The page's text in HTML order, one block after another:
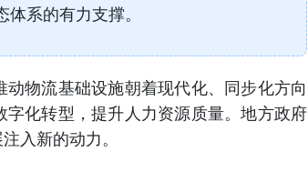
系的有力支撑。
物流基础设施朝着现代化、同步化方向
化转型，提升人力资源质量。地方政府
入新的动力。